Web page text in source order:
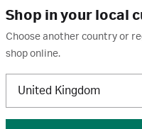
Shop in your local
Choose another country or
shop online.
United Kingdom